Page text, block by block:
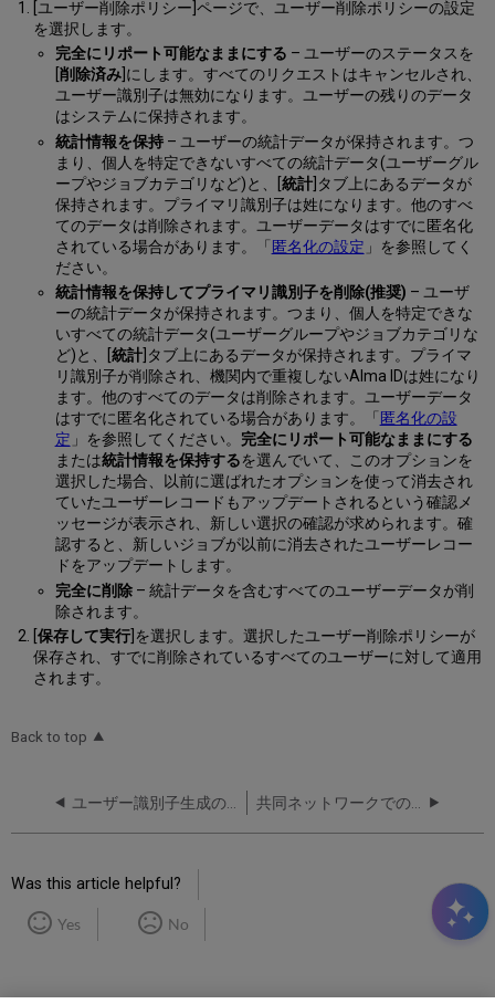
[ユーザー削除ポリシー]ページで、ユーザー削除ポリシーの設定
を選択します。
完全にリポート可能なままにする – ユーザーのステータスを
削除済み]にします。すべてのリクエストはキャンセルされ、
ユーザー識別子は無効になります。ユーザーの残りのデータ
はシステムに保持されます。
統計情報を保持– ユーザーの統計データが保持されます。つ
まり、個人を特定できないすべての統計データ(ユーザーグル
ープやジョブカテゴリなど)と、[ 統計]タブ上にあるデータが
保持されます。プライマリ識別子は姓になります。他のすべ
てのデータは削除されます。ユーザーデータはすでに匿名化
されている場合があります。「 匿名化の設定 」を参照してく
ださい。
統計情報を保持してプライマリ識別子を削除(推奨) – ユーザ
ーの統計データが保持されます。つまり、個人を特定できな
いすべての統計データ(ユーザーグループやジョブカテゴリな
ど)と、[ 統計]タブ上にあるデータが保持されます。プライマ
リ識別子が削除され、機関内で重複しないAlma IDは姓になり
ます。他のすべてのデータは削除されます。ユーザーデータ
はすでに匿名化されている場合があります。「 匿名化の設
定 」を参照してください。 完全にリポート可能なままにする
または統計情報を保持するを選んでいて、このオプションを
選択した場合、以前に選ばれたオプションを使って消去され
ていたユーザーレコードもアップデートされるという確認メ
ッセージが表示され、新しい選択の確認が求められます。確
認すると、新しいジョブが以前に消去されたユーザーレコー
ドをアップデートします。
完全に削除– 統計データを含むすべてのユーザーデータが削
除されます。
保存して実行]を選択します。選択したユーザー削除ポリシーが
保存され、すでに削除されているすべてのユーザーに対して適用
されます。
Back to top
ユーザー識別子生成の設定 共同ネットワークでのユーザーのリンク
Was this article helpful?
Yes No